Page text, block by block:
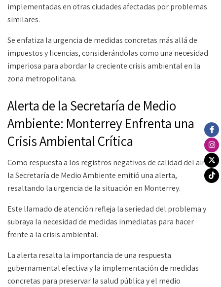
implementadas en otras ciudades afectadas por problemas
similares.
Se enfatiza la urgencia de medidas concretas más allá de
impuestos y licencias, considerándolas como una necesidad
imperiosa para abordar la creciente crisis ambiental en la
zona metropolitana.
Alerta de la Secretaría de Medio
Ambiente: Monterrey Enfrenta una
Crisis Ambiental Crítica
Como respuesta a los registros negativos de calidad del aire,
la Secretaría de Medio Ambiente emitió una alerta,
resaltando la urgencia de la situación en Monterrey.
Este llamado de atención refleja la seriedad del problema y
subraya la necesidad de medidas inmediatas para hacer
frente a la crisis ambiental.
La alerta resalta la importancia de una respuesta
gubernamental efectiva y la implementación de medidas
concretas para preservar la salud pública y el medio